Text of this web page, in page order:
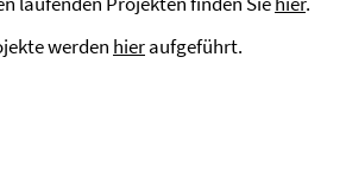
werden hieraufgeführt.